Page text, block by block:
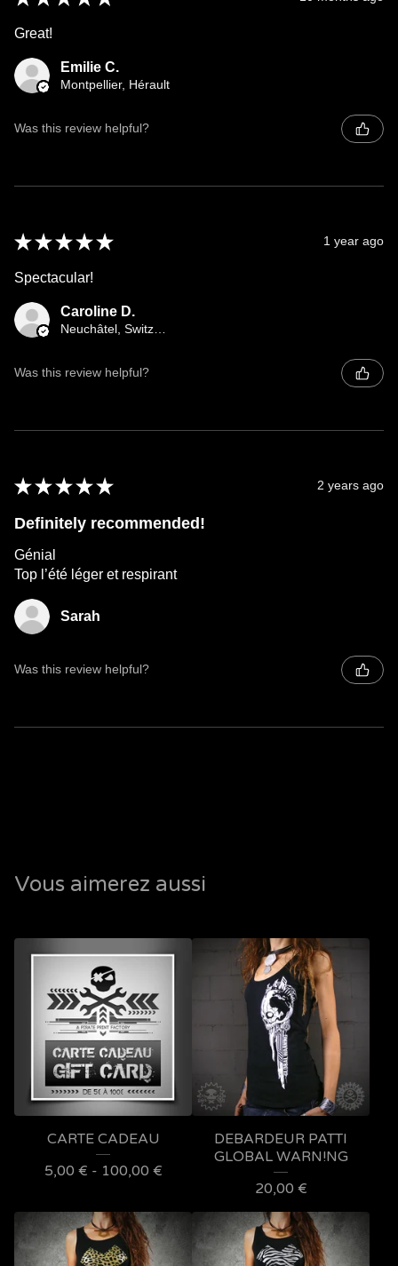
Great!
Emilie C.
Montpellier, Hérault
Was this review helpful?
★ ★ ★ ★ ★ 1 year ago
Spectacular!
Caroline D.
Was this review helpful?
★ ★ ★ ★ ★ 2 years ago
Definitely recommended!
Génial
Top l’été léger et respirant
Sarah
Was this review helpful?
Vous aimerez aussi
CARTE CADEAU
5,00 € - 100,00 €
DEBARDEUR PATTI
GLOBAL WARN!NG
20,00 €